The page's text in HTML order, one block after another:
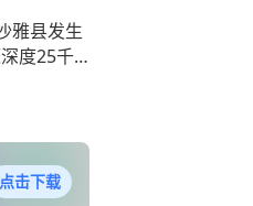
雅县发生
度25千
点击下载